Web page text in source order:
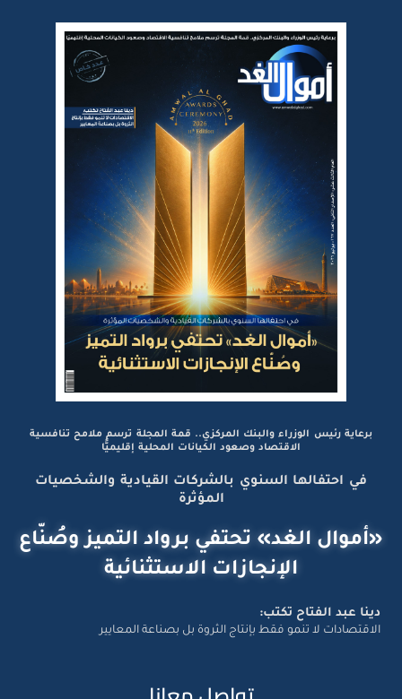
برعاية رئيس الوزراء والبنك المركزي.. قمة المجلة ترسم ملامح تنافسية
الاقتصاد وصعود الكيانات المحلية إقليميًّا
في احتفالها السنوي بالشركات القيادية والشخصيات
المؤثرة
«أموال الغد» تحتفي برواد التميز وصُنّاع
الإنجازات الاستثنائية
دينا عبد الفتاح تكتب:
الاقتصادات لا تنمو فقط بإنتاج الثروة بل بصناعة المعايير